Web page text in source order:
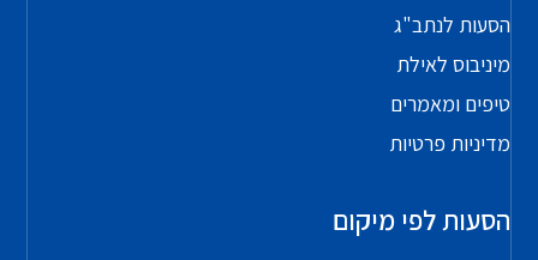
הסעות לנתב"ג
מיניבוס לאילת
טיפים ומאמרים
מדיניות פרטיות
הסעות לפי מיקום